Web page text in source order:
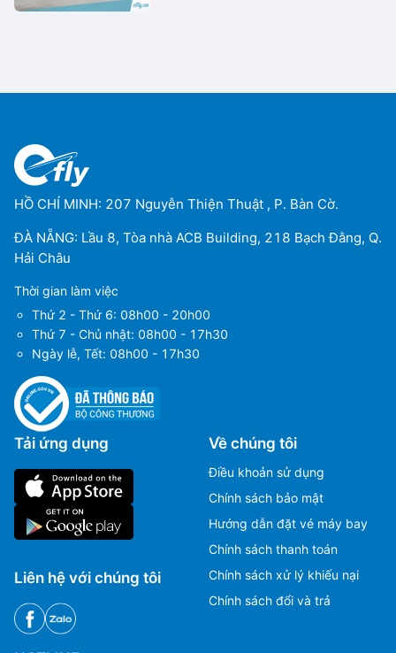
HỒ CHÍ MINH: 207 Nguyễn Thiện Thuật , P. Bàn Cờ.
ĐÀ NẴNG: Lầu 8, Tòa nhà ACB Building, 218 Bạch Đằng, Q.
Hải Châu
Thời gian làm việc
Thứ 2 - Thứ 6: 08h00 - 20h00
Thứ 7 - Chủ nhật: 08h00 - 17h30
Ngày lễ, Tết: 08h00 - 17h30
Tải ứng dụng
Liên hệ với chúng tôi
Về chúng tôi
Điều khoản sử dụng
Chính sách bảo mật
Hướng dẫn đặt vé máy bay
Chính sách thanh toán
Chính sách xử lý khiếu nại
Chính sách đổi và trả